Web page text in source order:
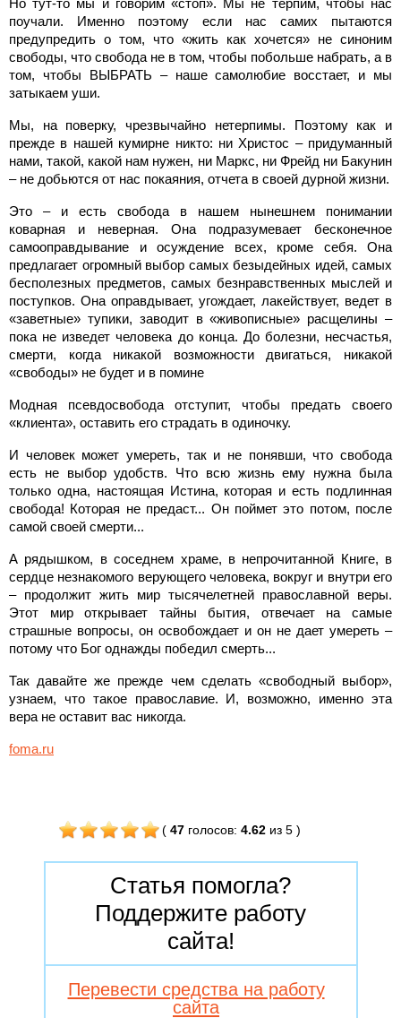
поучали. Именно поэтому если нас самих пытаются
предупредить о том, что «жить как хочется» не синоним
свободы, что свобода не в том, чтобы побольше набрать, а в
том, чтобы ВЫБРАТЬ – наше самолюбие восстает, и мы
затыкаем уши.
Мы, на поверку, чрезвычайно нетерпимы. Поэтому как и
прежде в нашей кумирне никто: ни Христос – придуманный
нами, такой, какой нам нужен, ни Маркс, ни Фрейд ни Бакунин
– не добьются от нас покаяния, отчета в своей дурной жизни.
Это – и есть свобода в нашем нынешнем понимании
коварная и неверная. Она подразумевает бесконечное
самооправдывание и осуждение всех, кроме себя. Она
предлагает огромный выбор самых безыдейных идей, самых
бесполезных предметов, самых безнравственных мыслей и
поступков. Она оправдывает, угождает, лакействует, ведет в
«заветные» тупики, заводит в «живописные» расщелины –
пока не изведет человека до конца. До болезни, несчастья,
смерти, когда никакой возможности двигаться, никакой
«свободы» не будет и в помине
Модная псевдосвобода отступит, чтобы предать своего
«клиента», оставить его страдать в одиночку.
И человек может умереть, так и не понявши, что свобода
есть не выбор удобств. Что всю жизнь ему нужна была
только одна, настоящая Истина, которая и есть подлинная
свобода! Которая не предаст... Он поймет это потом, после
самой своей смерти...
А рядышком, в соседнем храме, в непрочитанной Книге, в
сердце незнакомого верующего человека, вокруг и внутри его
– продолжит жить мир тысячелетней православной веры.
Этот мир открывает тайны бытия, отвечает на самые
страшные вопросы, он освобождает и он не дает умереть –
потому что Бог однажды победил смерть...
Так давайте же прежде чем сделать «свободный выбор»,
узнаем, что такое православие. И, возможно, именно эта
вера не оставит вас никогда.
foma.ru
( 47 голосов: 4.62из 5)
Статья помогла?
Поддержите работу
сайта!
Перевести средства на работу
сайта